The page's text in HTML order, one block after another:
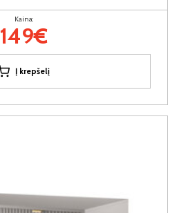
Kaina:
149€
Į krepšelį